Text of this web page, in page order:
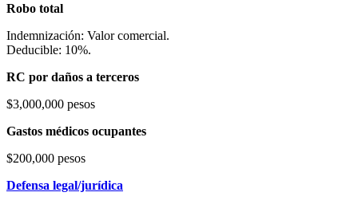
Robo total
Indemnización: Valor comercial.
Deducible: 10%.
RC por daños a terceros
$3,000,000 pesos
Gastos médicos ocupantes
$200,000 pesos
Defensa legal/jurídica